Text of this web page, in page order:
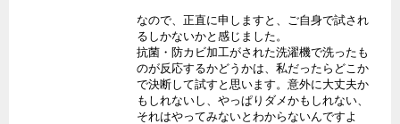
なので、正直に申しますと、ご自身で試され
るしかないかと感じました。
抗菌・防カビ加工がされた洗濯機で洗ったも
のが反応するかどうかは、私だったらどこか
で決断して試すと思います。意外に大丈夫か
もしれないし、やっぱりダメかもしれない、
それはやってみないとわからないんですよ